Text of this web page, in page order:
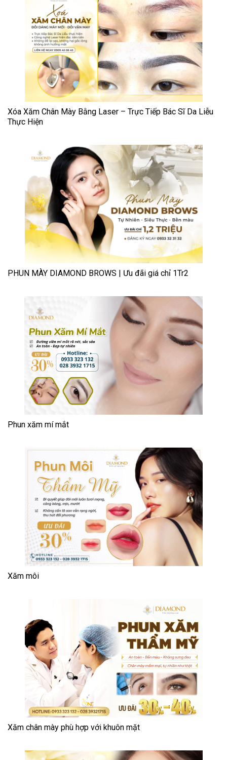
Xóa Xăm Chân Mày Bằng Laser – Trực Tiếp Bác Sĩ Da Liễu
Thực Hiện
PHUN MÀY DIAMOND BROWS | Ưu đãi giá chỉ 1Tr2
Phun xăm mí mắt
Xăm môi
Xăm chân mày phù hợp với khuôn mặt